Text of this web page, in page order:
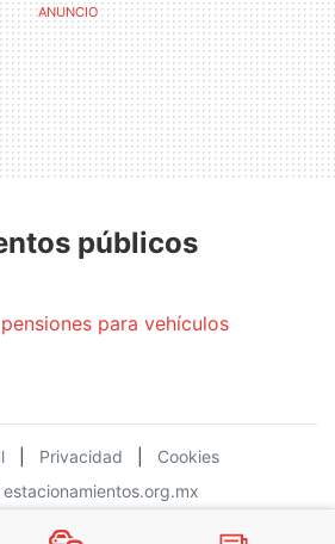
públicos
para vehículos
Privacidad
Cookies